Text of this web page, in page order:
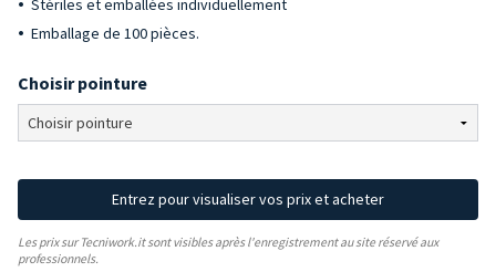
Stériles et emballées individuellement
Emballage de 100 pièces.
Choisir pointure
Entrez pour visualiser vos prix et acheter
Les prix sur Tecniwork.it sont visibles après l'enregistrement au site réservé aux
professionnels.